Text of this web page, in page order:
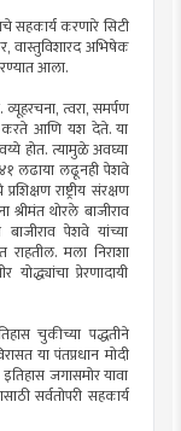
सहकार्य करणारे सिटी
वास्तुविशारद अभिषेक
आला.
त्वरा, समर्पण
करते आणि यश देते. या
होत. त्यामुळे अवघ्या
४१ लढाया लढूनही पेशवे
राष्ट्रीय संरक्षण
श्रीमंत थोरले बाजीराव
पेशवे यांच्या
राहतील. मला निराशा
प्रेरणादायी
चुकीच्या पद्धतीने
या पंतप्रधान मोदी
इतिहास जगासमोर यावा
सर्वतोपरी सहकार्य